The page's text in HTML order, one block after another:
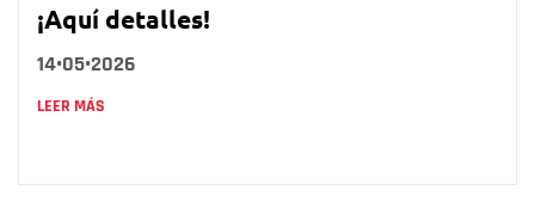
¡Aquí detalles!
14•05•2026
LEER MÁS